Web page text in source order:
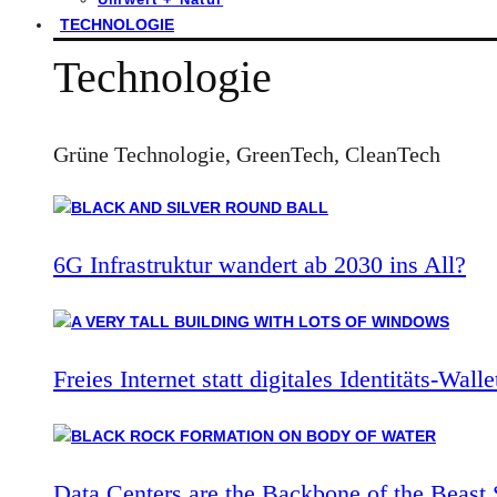
TECHNOLOGIE
Technologie
Grüne Technologie, GreenTech, CleanTech
6G Infrastruktur wandert ab 2030 ins All?
Freies Internet statt digitales Identitäts-